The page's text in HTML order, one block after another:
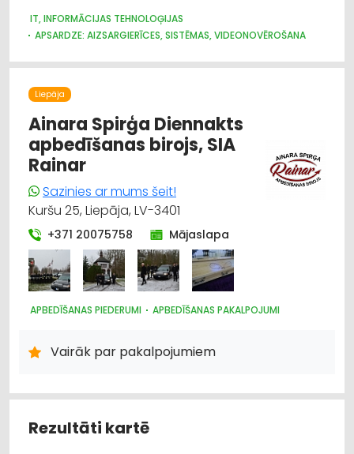
IT, INFORMĀCIJAS TEHNOLOĢIJAS
APSARDZE: AIZSARGIERĪCES, SISTĒMAS, VIDEONOVĒROŠANA
ELEKTROMONTĀŽA, ELEKTROINSTALĀCIJA
TIRDZNIECĪBA
ELEKTRONISKĀS IERĪCES, KOMPONENTES
VĀJSTRĀVAS TĪKLI
BIROJA TEHNIKA UN IEKĀRTAS
Liepāja
Ainara Spirģa Diennakts
apbedīšanas birojs, SIA
Rainar
Sazinies ar mums šeit!
Kuršu 25, Liepāja, LV-3401
+371 20075758 Mājaslapa
APBEDĪŠANAS PIEDERUMI APBEDĪŠANAS PAKALPOJUMI
Vairāk par pakalpojumiem
Rezultāti kartē